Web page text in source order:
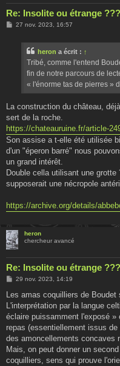
Re: Insolite ou étrange
M27 nov. 2023, 16:57
heron a écrit : ↑
Tribé, comme l'entend
fin de notre parcours de
« l'énorme tas de pierres »
La construction du château,
sert de la roche.
https://chateauruine.fr/article-
Son assise a t-elle été utilisée
d'un "éperon barré" nous
un grand intérêt.
Double cella utilisant une
supposerait une nécropole
https://archive.org/details/
heron
chercheur avancé
Re: Insolite ou étrange
M
s
a
g
29 nov. 2023, 14:19
Les amas coquilliers de
L'interprétation par la langue
éclaire puissamment l'exposé
repas (essentiellement issus de
des amoncellements concaves
Mais, on peut donner un
coquilliers, sens qui prouve